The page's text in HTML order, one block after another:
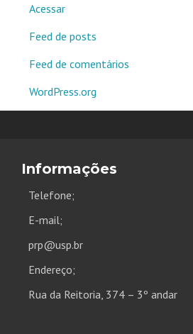
Acessar
Feed de posts
Feed de comentários
WordPress.org
Informações
Telefone;
E-mail;
prp@usp.br
Endereço;
Rua da Reitoria, 374 – 3º andar